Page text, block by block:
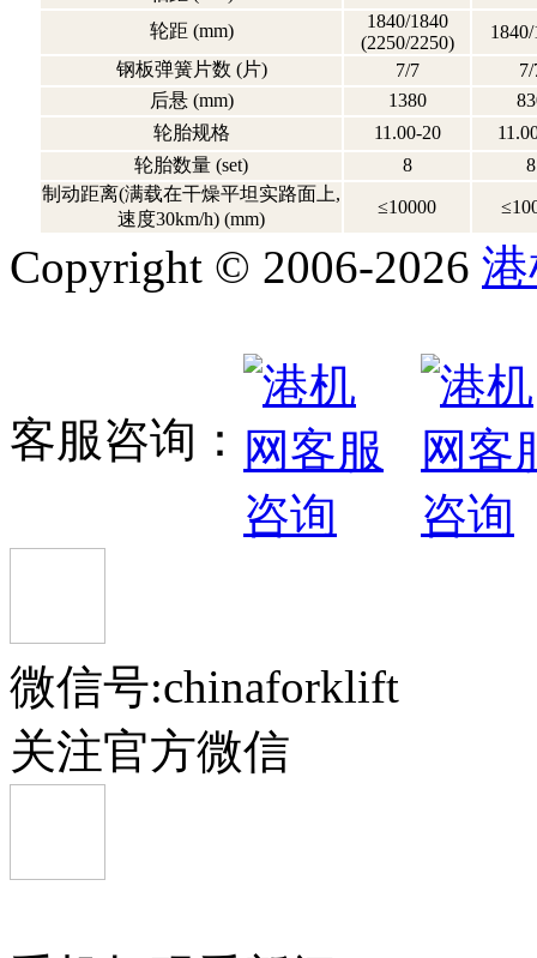
轮距 (mm)
1840/1840
(2250/2250)
钢板弹簧片数 (片)
7/7
7/
后悬 (mm)
1380
轮胎规格
11.00-20
轮胎数量 (set)
8
8
制动距离(满载在干燥平坦实路面上,
速度30km/h) (mm)
≤10000
Copyright © 2006-2026
客服咨询：
微信号:chinaforklift
关注官方微信